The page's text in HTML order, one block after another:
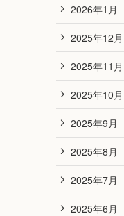
2026年1月
2025年12月
2025年11月
2025年10月
2025年9月
2025年8月
2025年7月
2025年6月